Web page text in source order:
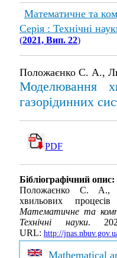
Математичне та
Серія : Технічні
(2021, Вип. 22)
Положаєнко С. А.,
Моделювання
газорідинних
PDF
Бібліографічний опис:
Положаєнко С.
хвильових
Математичне та
Технічні науки.
URL: http://
Mathematical